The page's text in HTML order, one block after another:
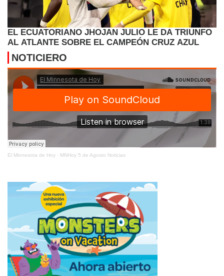
EL ECUATORIANO JHOJAN JULIO LE DA TRIUNFO
AL ATLANTE SOBRE EL CAMPEÓN CRUZ AZUL
NOTICIERO
El Minnesota de Hoy · MNHoy 5 de Agosto Noticias